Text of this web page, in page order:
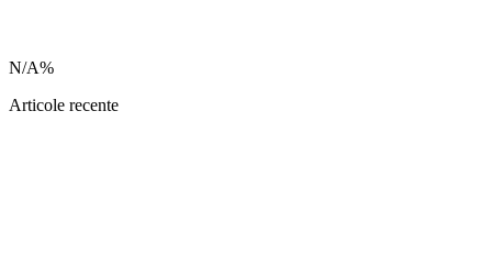
N/A%
Articole recente